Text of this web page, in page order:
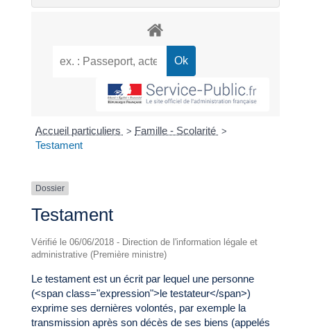
Accueil particuliers > Famille - Scolarité >
Testament
Dossier
Testament
Vérifié le 06/06/2018 - Direction de l'information légale et
administrative (Première ministre)
Le testament est un écrit par lequel une personne
(<span class="expression">le testateur</span>)
exprime ses dernières volontés, par exemple la
transmission après son décès de ses biens (appelés